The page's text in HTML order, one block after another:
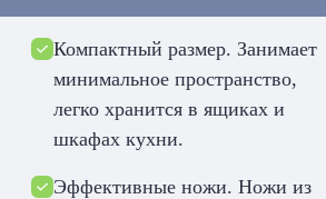
Компактный размер. Занимает
минимальное пространство,
легко хранится в ящиках и
шкафах кухни.
Эффективные ножи. Ножи из